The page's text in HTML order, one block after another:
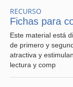
RECURSO
Fichas para
Este material está
de primero y
atractiva y
lectura y comp